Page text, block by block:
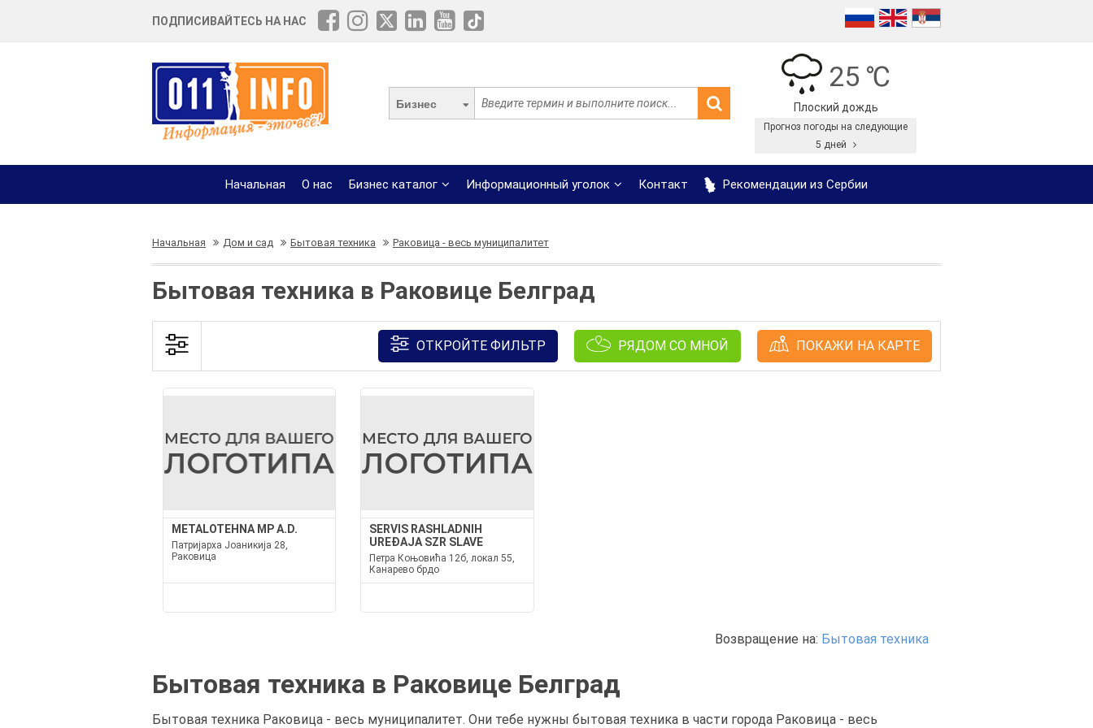
ПОДПИСИВАЙТЕСЬ НА НАС
Бизнес
25 ℃
Плоский дождь
Прогноз погоды на следующие
5 дней
Начальная О нас Бизнес каталог Информационный уголок Контакт Рекомендации из Сербии
Начальная Дом и сад Бытовая техника Раковица - весь муниципалитет
Бытовая техника в Раковице Белград
ОТКРОЙТЕ ФИЛЬТР РЯДОМ СО МНОЙ ПОКАЖИ НА КАРТЕ
METALOTEHNA MP A.D.
Патријарха Јоаникија 28,
Раковица
SERVIS RASHLADNIH
UREĐAJA SZR SLAVE
Петра Коњовића 12б, локал 55,
Канарево брдо
Возвращение на: Бытовая техника
Бытовая техника в Раковице Белград
Бытовая техника Раковица - весь муниципалитет. Они тебе нужны бытовая техника в части города Раковица - весь